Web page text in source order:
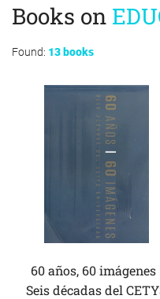
Found: 13 books
Books on
60 años, 60 imágenes
Seis décadas del